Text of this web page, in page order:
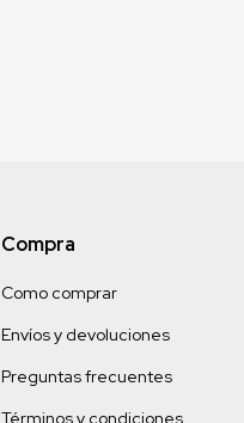
Compra
Como comprar
Envíos y devoluciones
Preguntas frecuentes
Términos y condiciones